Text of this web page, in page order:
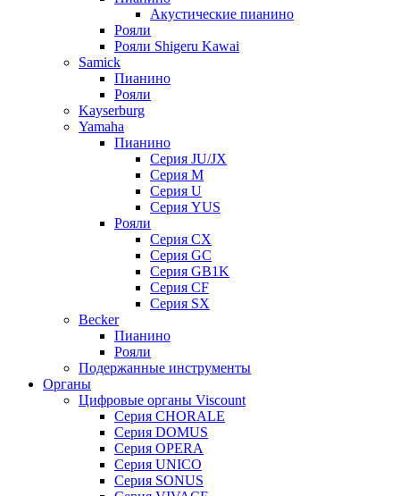
Акустические пианино
Рояли
Рояли Shigeru Kawai
Samick
Пианино
Рояли
Kayserburg
Yamaha
Пианино
Серия JU/JX
Серия M
Серия U
Серия YUS
Рояли
Серия CX
Серия GC
Серия GB1K
Серия CF
Серия SX
Becker
Пианино
Рояли
Подержанные инструменты
Органы
Цифровые органы Viscount
Серия CHORALE
Серия DOMUS
Серия OPERA
Серия UNICO
Серия SONUS